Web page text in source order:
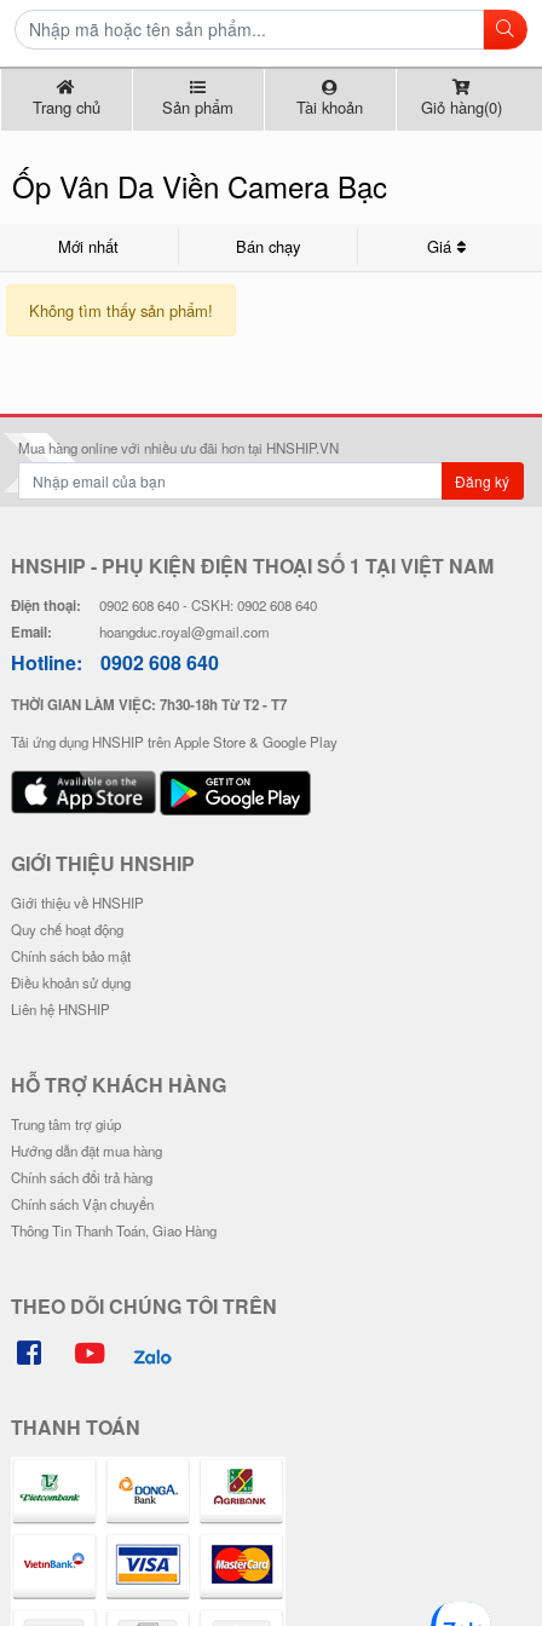
Trang chủ Sản phẩm Tài khoản Giỏ hàng(0)
Ốp Vân Da Viền Camera Bạc
Mới nhất Bán chạy Giá
Không tìm thấy sản phẩm!
Mua hàng online với nhiều ưu đãi hơn tại HNSHIP.VN
Đăng ký
HNSHIP - PHỤ KIỆN ĐIỆN THOẠI SỐ 1 TẠI VIỆT NAM
Điện thoại: 0902 608 640 - CSKH: 0902 608 640
Email: hoangduc.royal@gmail.com
Hotline: 0902 608 640
THỜI GIAN LÀM VIỆC: 7h30-18h Từ T2 - T7
Tải ứng dụng HNSHIP trên Apple Store & Google Play
GIỚI THIỆU HNSHIP
Giới thiệu về HNSHIP
Quy chế hoạt động
Chính sách bảo mật
Điều khoản sử dụng
Liên hệ HNSHIP
HỖ TRỢ KHÁCH HÀNG
Trung tâm trợ giúp
Hướng dẫn đặt mua hàng
Chính sách đổi trả hàng
Chính sách Vận chuyển
Thông Tin Thanh Toán, Giao Hàng
THEO DÕI CHÚNG TÔI TRÊN
THANH TOÁN